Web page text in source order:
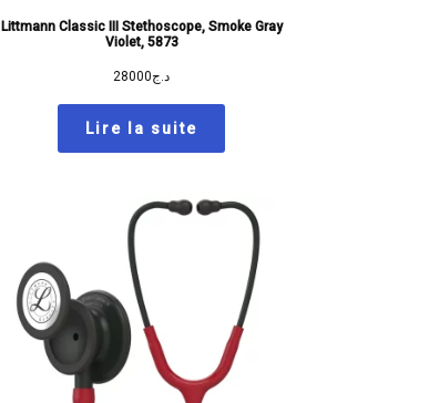
Littmann Classic III Stethoscope, Smoke Gray
Violet, 5873
د.ج28000
Lire la suite